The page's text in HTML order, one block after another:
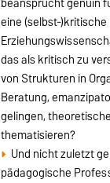
eine (selbst-
das als kritisch zu
von Strukturen in
Beratung,
gelingen,
thematisieren?
Und nicht zuletzt
pädagogische